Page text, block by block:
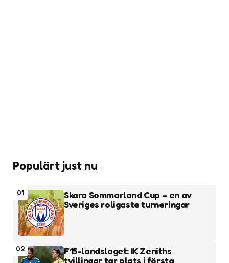
Populärt just nu
01
Skara Sommarland Cup – en av
Sveriges roligaste turneringar
02
F15-landslaget: IK Zeniths
tvillingar tar plats i första